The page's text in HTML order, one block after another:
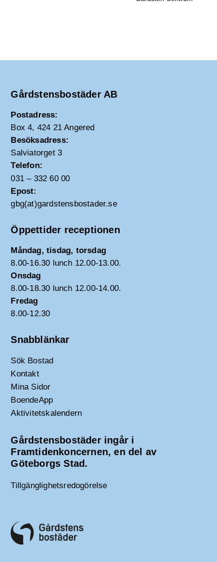
Gårdstensbostäder AB
Postadress:
Box 4, 424 21 Angered
Besöksadress:
Salviatorget 3
Telefon:
031 – 332 60 00
Epost:
gbg(at)gardstensbostader.se
Öppettider receptionen
Måndag, tisdag, torsdag
8.00-16.30 lunch 12.00-13.00.
Onsdag
8.00-18.30 lunch 12.00-14.00.
Fredag
8.00-12.30
Snabblänkar
Sök Bostad
Kontakt
Mina Sidor
BoendeApp
Aktivitetskalendern
Gårdstensbostäder ingår i
Framtidenkoncernen, en del av
Göteborgs Stad.
Tillgänglighetsredogörelse